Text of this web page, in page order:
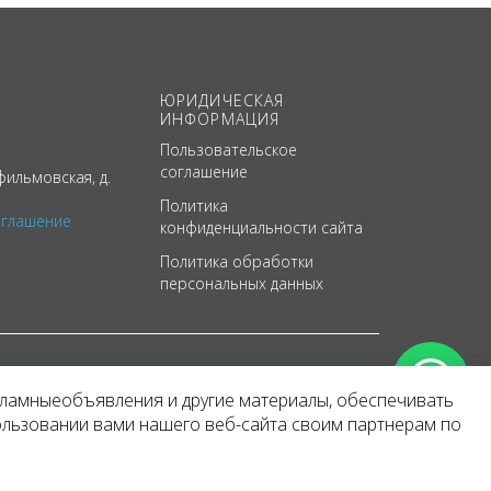
д.
ЮРИДИЧЕСКАЯ
ИНФОРМАЦИЯ
Пользовательское
соглашение
Политика
конфиденциальности сайта
Политика обработки
персональных данных
и другие материалы, обеспечивать
вами нашего веб-сайта своим партнерам по